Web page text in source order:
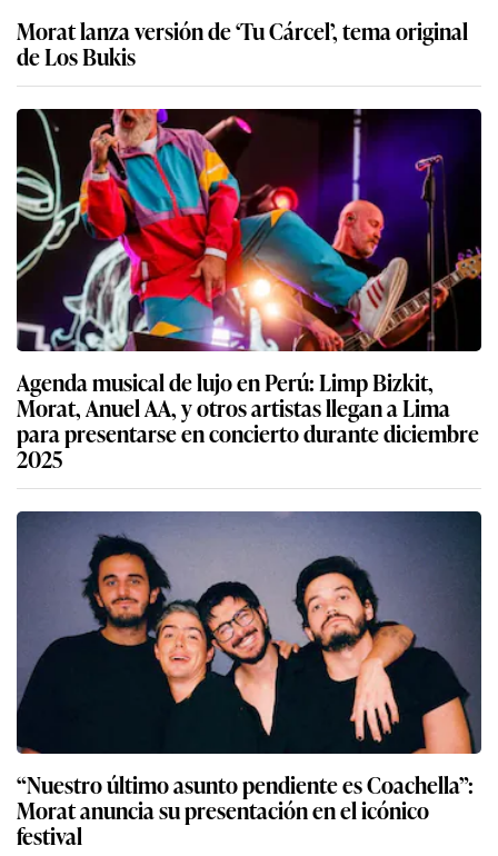
Morat lanza versión de ‘Tu Cárcel’, tema original
de Los Bukis
Agenda musical de lujo en Perú: Limp Bizkit,
Morat, Anuel AA, y otros artistas llegan a Lima
para presentarse en concierto durante diciembre
2025
“Nuestro último asunto pendiente es Coachella”:
Morat anuncia su presentación en el icónico
festival